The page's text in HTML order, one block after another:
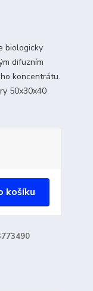
biologicky
difuzním
koncentrátu.
50x30x40
košíku